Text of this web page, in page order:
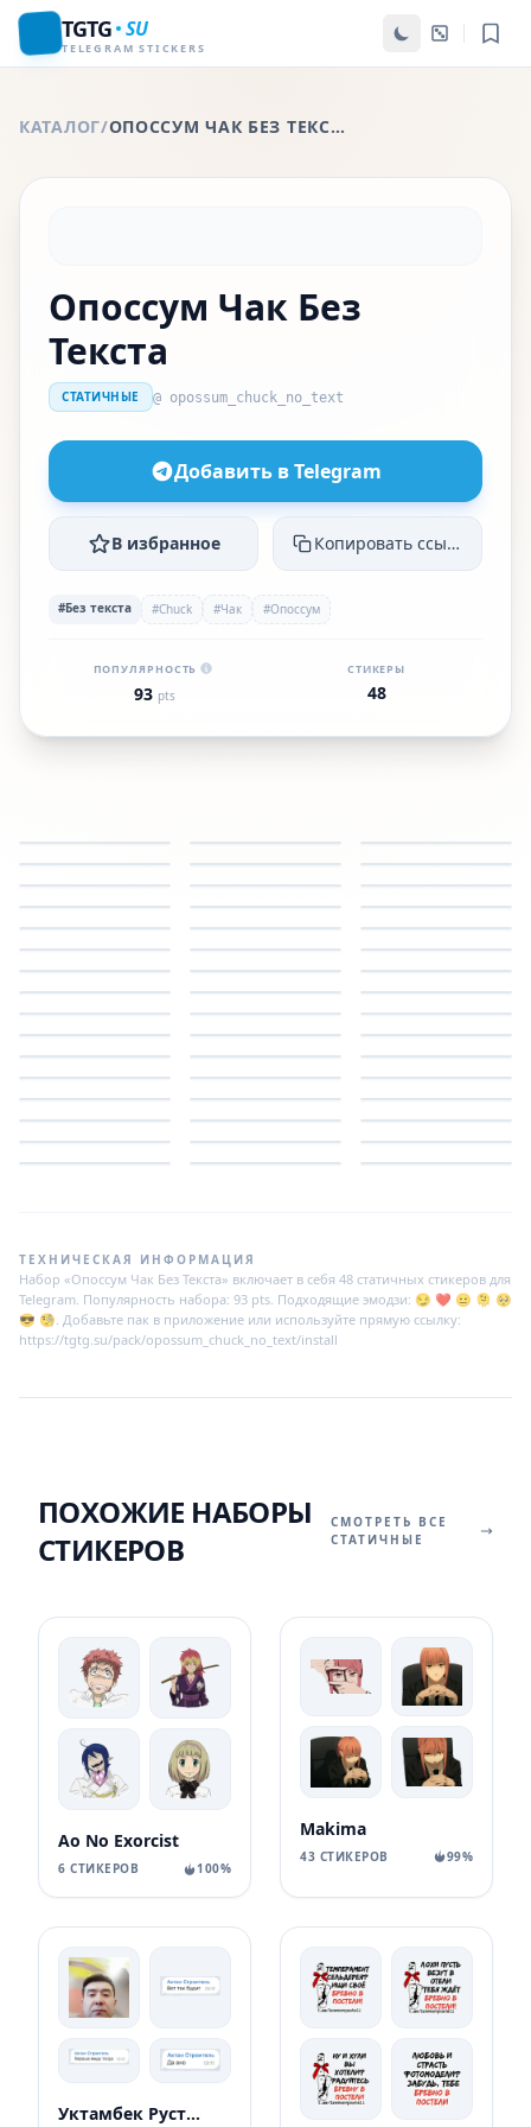
TGTG SU
TELEGRAM STICKERS
КАТАЛОГ/ ОПОССУМ ЧАК БЕЗ ТЕКСТА
Опоссум Чак Без
Текста
СТАТИЧНЫЕ @ opossum_chuck_no_text
Добавить в Telegram
В избранное Копировать ссылку
#Без текста #Chuck #Чак #Опоссум
ПОПУЛЯРНОСТЬ
93 pts
СТИКЕРЫ
48
ТЕХНИЧЕСКАЯ ИНФОРМАЦИЯ
Набор «Опоссум Чак Без Текста» включает в себя 48 статичных стикеров для
Telegram. Популярность набора: 93 pts. Подходящие эмодзи: 😏 ❤️ 😐 🫠 🥺
😎 🧐. Добавьте пак в приложение или используйте прямую ссылку:
https://tgtg.su/pack/opossum_chuck_no_text/install
ПОХОЖИЕ НАБОРЫ
СТИКЕРОВ
СМОТРЕТЬ ВСЕ
СТАТИЧНЫЕ
Ao No Exorcist
6 СТИКЕРОВ 100%
Makima
43 СТИКЕРОВ 99%
Уктамбек Рустамбекович